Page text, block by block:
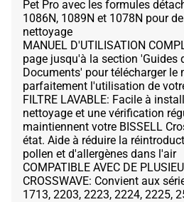
Pet Pro avec les formules
1086N, 1089N et 1078N pour
nettoyage
MANUEL D'UTILISATION
page jusqu'à la section 'Guides
Documents' pour télécharger le
parfaitement l'utilisation de
FILTRE LAVABLE: Facile à
nettoyage et une vérification
maintiennent votre BISSELL
état. Aide à réduire la
pollen et d'allergènes dans l'air
COMPATIBLE AVEC DE
CROSSWAVE: Convient aux
1713, 2203, 2223, 2224, 2225,